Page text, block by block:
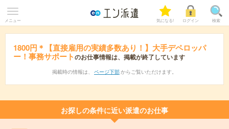
メニュー 気になる! ログイン 検索
1800円＊【直接雇用の実績多数あり！】大手デペロッパ
ー！事務サポートのお仕事情報は、掲載が終了しています
掲載時の情報は、 ページ下部 からご覧いただけます。
お探しの条件に近い派遣のお仕事